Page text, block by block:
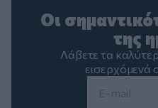
Οι
της
Λάβετε τα
εισερχόμενά